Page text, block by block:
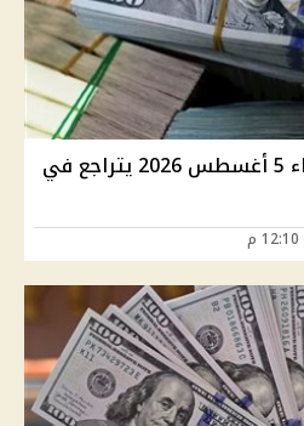
سعر الدولار اليوم الأربعاء 5 أغسطس 2026 يتراجع في